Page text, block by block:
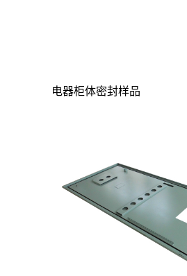
电器柜体密封样品